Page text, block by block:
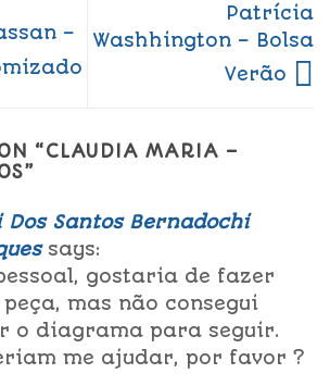
–
Patrícia
Washhington – Bolsa
Verão
“CLAUDIA MARIA –
”
Dos Santos Bernadochi
says:
gostaria de fazer
mas não consegui
o diagrama para seguir.
me ajudar, por favor ?